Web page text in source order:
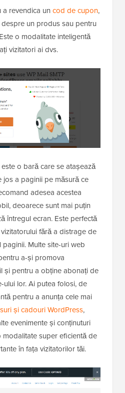
revendica un cod de cupon,
un produs sau pentru
o modalitate inteligentă
vizitatori ai dvs.
o bară care se atașează
a paginii pe măsură ce
adesea acestea
deoarece sunt mai puțin
întregul ecran. Este perfectă
fără a distrage de
Multe site-uri web
a-și promova
și pentru a obține abonați de
ului lor. Ai putea folosi, de
pentru a anunța cele mai
și cadouri WordPress,
evenimente și conținuturi
modalitate super eficientă de
în fața vizitatorilor tăi.